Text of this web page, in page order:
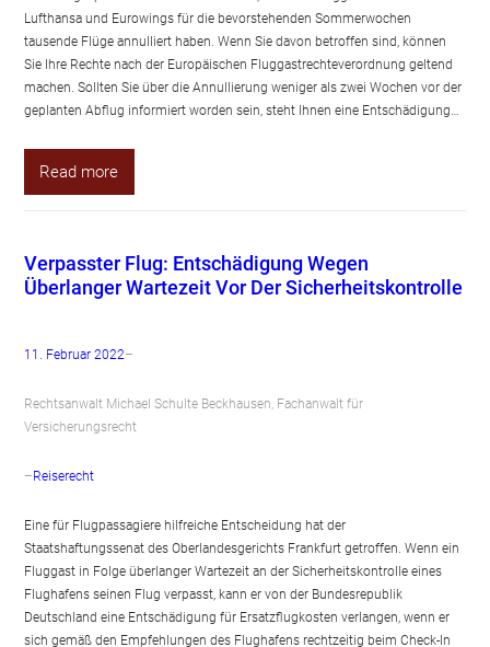
Lufthansa und Eurowings für die bevorstehenden Sommerwochen
tausende Flüge annulliert haben. Wenn Sie davon betroffen sind, können
Sie Ihre Rechte nach der Europäischen Fluggastrechteverordnung geltend
machen. Sollten Sie über die Annullierung weniger als zwei Wochen vor der
geplanten Abflug informiert worden sein, steht Ihnen eine Entschädigung…
Read more
Verpasster Flug: Entschädigung Wegen
Überlanger Wartezeit Vor Der Sicherheitskontrolle
11. Februar 2022–
Rechtsanwalt Michael Schulte Beckhausen, Fachanwalt für
Versicherungsrecht
–Reiserecht
Eine für Flugpassagiere hilfreiche Entscheidung hat der
Staatshaftungssenat des Oberlandesgerichts Frankfurt getroffen. Wenn ein
Fluggast in Folge überlanger Wartezeit an der Sicherheitskontrolle eines
Flughafens seinen Flug verpasst, kann er von der Bundesrepublik
Deutschland eine Entschädigung für Ersatzflugkosten verlangen, wenn er
sich gemäß den Empfehlungen des Flughafens rechtzeitig beim Check-In